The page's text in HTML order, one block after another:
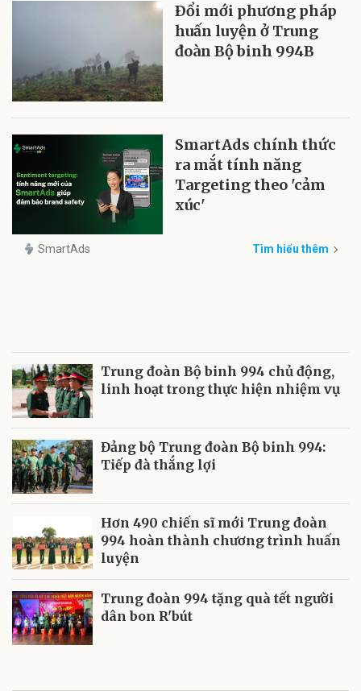
Ðổi mới phương pháp
huấn luyện ở Trung
đoàn Bộ binh 994B
SmartAds chính thức
ra mắt tính năng
Targeting theo 'cảm
xúc'
SmartAds Tìm hiểu thêm
Trung đoàn Bộ binh 994 chủ động,
linh hoạt trong thực hiện nhiệm vụ
Đảng bộ Trung đoàn Bộ binh 994:
Tiếp đà thắng lợi
Hơn 490 chiến sĩ mới Trung đoàn
994 hoàn thành chương trình huấn
luyện
Trung đoàn 994 tặng quà tết người
dân bon R'bút